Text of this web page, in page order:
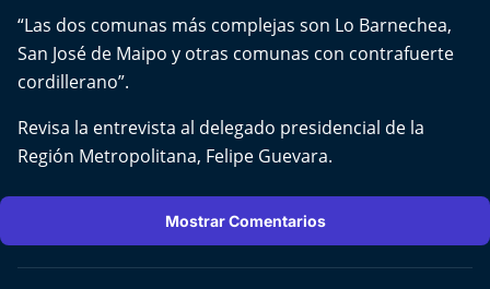
Deportes
Conexión Digital
La Ruta del Pulsar
Psicología Abierta
Impacto Tecnológico
“Las dos comunas más complejas son Lo Barnechea,
San José de Maipo y otras comunas con contrafuerte
cordillerano”.
Revisa la entrevista al delegado presidencial de la
Región Metropolitana, Felipe Guevara.
Mostrar Comentarios